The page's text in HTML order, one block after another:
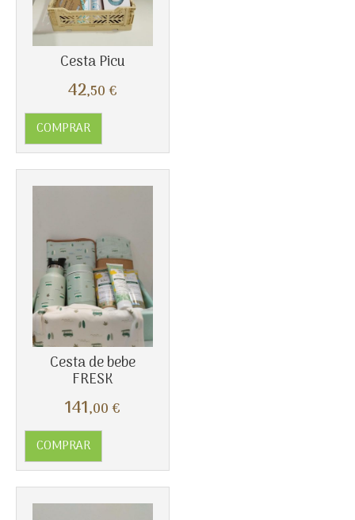
Cesta Picu
42,50 €
COMPRAR
Cesta de bebe
FRESK
141,00 €
COMPRAR
Más info